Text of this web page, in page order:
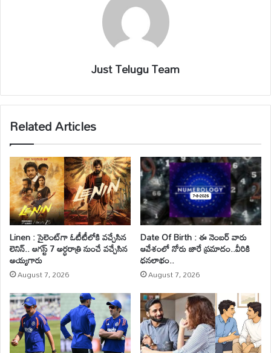
Just Telugu Team
Related Articles
Linen : సైలెంట్‌గా ఓటీటీలోకి వచ్చేసిన
లెనిన్.. ఆగస్ట్ 7 అర్ధరాత్రి నుంచే వచ్చేసిన
అయ్యగారు
August 7, 2026
Date Of Birth : ఈ నెంబర్ వారు
ఆవేశంలో నోరు జారే ప్రమాదం..వీరికి
ధనలాభం..
August 7, 2026